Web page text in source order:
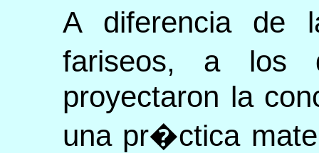
A diferencia de
fariseos, a los
proyectaron la
una pr�ctica